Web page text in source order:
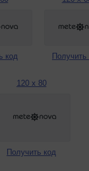
код Получить
120 x 80
Получить код